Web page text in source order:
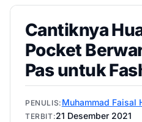
Cantiknya
Pocket
Pas untuk
PENULIS: Muhammad Faisal
TERBIT:21 Desember 2021